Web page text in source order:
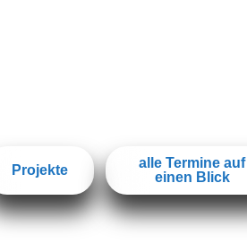
Projekte
alle Termine auf
einen Blick